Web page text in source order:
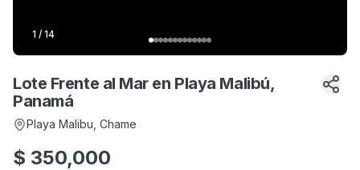
1 / 14
Lote Frente al Mar en Playa Malibú,
Panamá
Playa Malibu , Chame
$ 350,000